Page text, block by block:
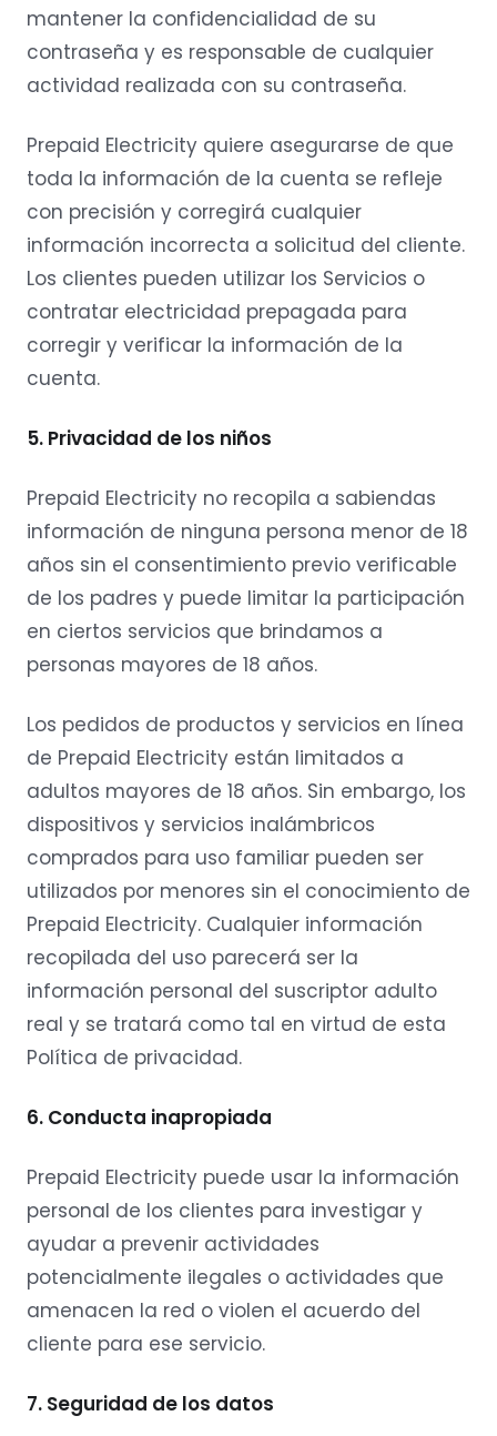
mantener la confidencialidad de su
contraseña y es responsable de cualquier
actividad realizada con su contraseña.
Prepaid Electricity quiere asegurarse de que
toda la información de la cuenta se refleje
con precisión y corregirá cualquier
información incorrecta a solicitud del cliente.
Los clientes pueden utilizar los Servicios o
contratar electricidad prepagada para
corregir y verificar la información de la
cuenta.
5. Privacidad de los niños
Prepaid Electricity no recopila a sabiendas
información de ninguna persona menor de 18
años sin el consentimiento previo verificable
de los padres y puede limitar la participación
en ciertos servicios que brindamos a
personas mayores de 18 años.
Los pedidos de productos y servicios en línea
de Prepaid Electricity están limitados a
adultos mayores de 18 años. Sin embargo, los
dispositivos y servicios inalámbricos
comprados para uso familiar pueden ser
utilizados por menores sin el conocimiento de
Prepaid Electricity. Cualquier información
recopilada del uso parecerá ser la
información personal del suscriptor adulto
real y se tratará como tal en virtud de esta
Política de privacidad.
6. Conducta inapropiada
Prepaid Electricity puede usar la información
personal de los clientes para investigar y
ayudar a prevenir actividades
potencialmente ilegales o actividades que
amenacen la red o violen el acuerdo del
cliente para ese servicio.
7. Seguridad de los datos